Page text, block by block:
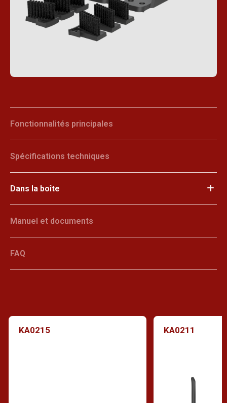
Fonctionnalités principales
Spécifications techniques
Dans la boîte
Manuel et documents
FAQ
KA0215 KA0211